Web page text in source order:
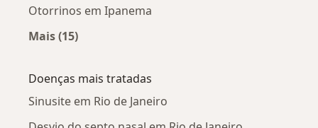
Otorrinos em Ipanema
Mais (15)
Doenças mais tratadas
Sinusite em Rio de Janeiro